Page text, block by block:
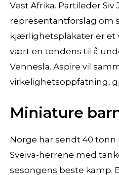
Vest Afrika. Partileder
representantforslag om
kjærlighetsplakater er et
vært en tendens til å
Vennesla. Aspire vil
virkelighetsoppfatning,
Miniature
Norge har sendt 40
Sveiva-herrene med
sesongens beste kamp.